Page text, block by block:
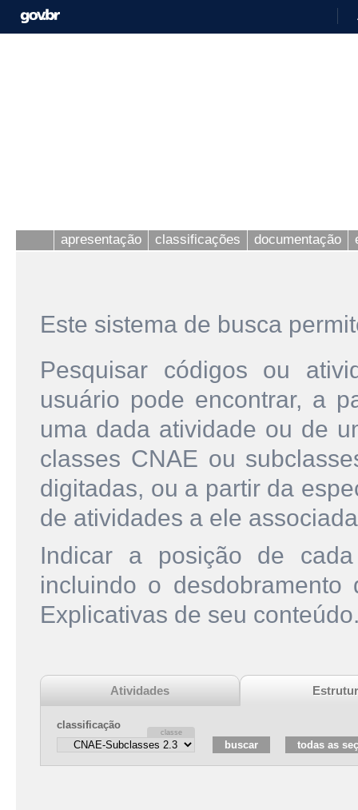
apresentação classificações documentação
Este sistema de busca
Pesquisar códigos ou
usuário pode encontrar, a
uma dada atividade ou de
classes CNAE ou
digitadas, ou a partir da
de atividades a ele
Indicar a posição de
incluindo o
Explicativas de seu
Atividades
classificação